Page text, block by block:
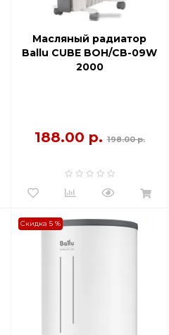
Масляный радиатор
Ballu CUBE BOH/CB-09W
2000
188.00 р. 198.00 р.
Скидка 5 %